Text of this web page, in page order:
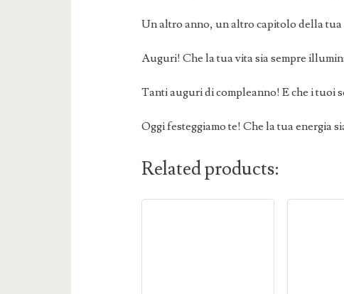
Un altro anno, un altro capitolo della
Auguri! Che la tua vita sia sempre
Tanti auguri di compleanno! E che i tuoi
Oggi festeggiamo te! Che la tua energia
Related products: